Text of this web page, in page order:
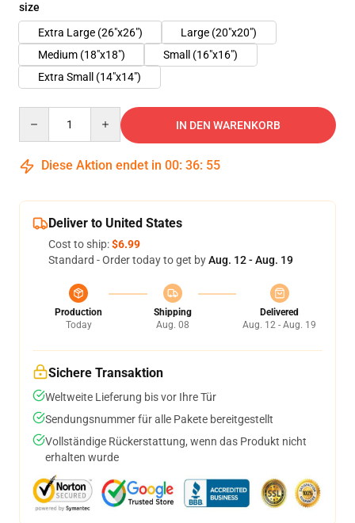
size
Extra Large (26"x26")
Large (20"x20")
Medium (18"x18")
Small (16"x16")
Extra Small (14"x14")
IN DEN WARENKORB
Diese Aktion endet in 00: 36: 54
Deliver to United States
Cost to ship:$6.99
Standard - Order today to get byAug. 12 - Aug. 19
Production
Today
Shipping
Aug. 08
Delivered
Aug. 12 - Aug. 19
Sichere Transaktion
Weltweite Lieferung bis vor Ihre Tür
Sendungsnummer für alle Pakete bereitgestellt
Vollständige Rückerstattung, wenn das Produkt nicht
erhalten wurde